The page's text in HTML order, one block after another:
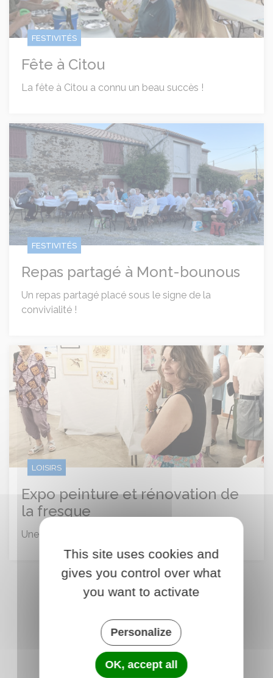
FESTIVITÉS
Fête à Citou
La fête à Citou a connu un beau succès !
Repas partagé à Mont-bounous
FESTIVITÉS
Repas partagé à Mont-bounous
Un repas partagé placé sous le signe de la
convivialité !
Expo peinture et rénovation de la fresque
LOISIRS
Expo peinture et rénovation de
la fresque
Une exposition avec toujours autant de succès !
This site uses cookies and
gives you control over what
you want to activate
Personalize
OK, accept all